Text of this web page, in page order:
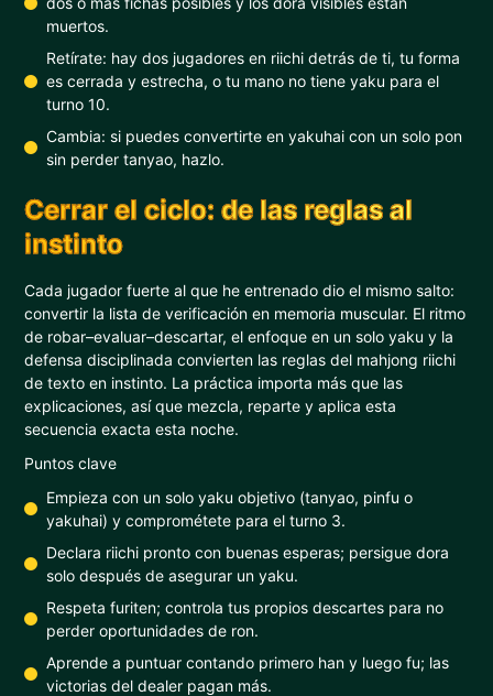
muertos.
Retírate: hay dos jugadores en riichi detrás de ti, tu forma
es cerrada y estrecha, o tu mano no tiene yaku para el
turno 10.
Cambia: si puedes convertirte en yakuhai con un solo pon
sin perder tanyao, hazlo.
Cerrar el ciclo: de las reglas al
instinto
Cada jugador fuerte al que he entrenado dio el mismo salto:
convertir la lista de verificación en memoria muscular. El ritmo
de robar–evaluar–descartar, el enfoque en un solo yaku y la
defensa disciplinada convierten las reglas del mahjong riichi
de texto en instinto. La práctica importa más que las
explicaciones, así que mezcla, reparte y aplica esta
secuencia exacta esta noche.
Puntos clave
Empieza con un solo yaku objetivo (tanyao, pinfu o
yakuhai) y comprométete para el turno 3.
Declara riichi pronto con buenas esperas; persigue dora
solo después de asegurar un yaku.
Respeta furiten; controla tus propios descartes para no
perder oportunidades de ron.
Aprende a puntuar contando primero han y luego fu; las
victorias del dealer pagan más.